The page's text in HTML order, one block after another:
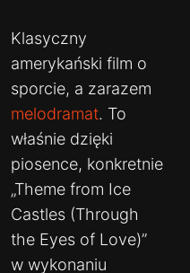
Klasyczny
amerykański film o
sporcie, a zarazem
melodramat. To
właśnie dzięki
piosence, konkretnie
„Theme from Ice
Castles (Through
the Eyes of Love)”
w wykonaniu